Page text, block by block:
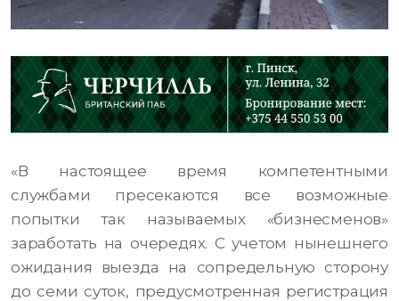
«В настоящее время компетентными
службами пресекаются все возможные
попытки так называемых «бизнесменов»
заработать на очередях. С учетом нынешнего
ожидания выезда на сопредельную сторону
до семи суток, предусмотренная регистрация